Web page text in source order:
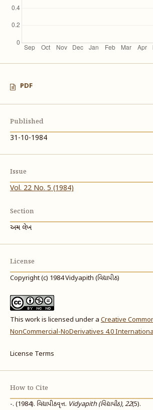
PDF
Published
31-10-1984
Issue
Vol. 22 No. 5 (1984)
Section
અન્ય લેખ
License
Copyright (c) 1984 Vidyapith (વિદ્યાપીઠ)
This work is licensed under a Creative
NonCommercial-NoDerivatives 4.0
License Terms
How to Cite
-. (1984). વિદ્યાપીઠવૃત્ત. Vidyapith (વિદ્યાપીઠ),22(5).